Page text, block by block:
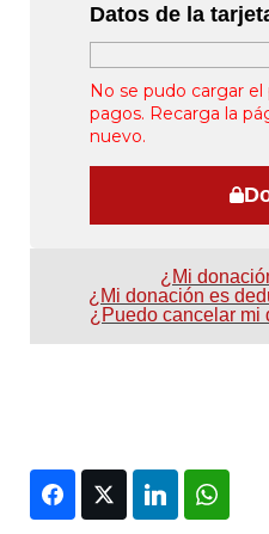
Datos de la
No se pudo cargar
pagos. Recarga la
nuevo.
¿Mi
¿Mi donación es
¿Puedo cancelar mi
FacebookTwitter LinkedIn